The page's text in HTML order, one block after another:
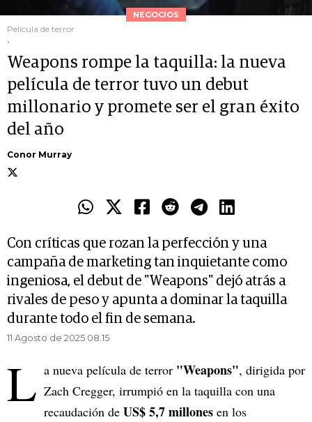
NEGOCIOS
Pelicula de terror
.
Weapons rompe la taquilla: la nueva
película de terror tuvo un debut
millonario y promete ser el gran éxito
del año
Conor Murray
Con críticas que rozan la perfección y una
campaña de marketing tan inquietante como
ingeniosa, el debut de "Weapons" dejó atrás a
rivales de peso y apunta a dominar la taquilla
durante todo el fin de semana.
11 Agosto de 2025 08.15
L a nueva película de terror "Weapons", dirigida por
Zach Cregger, irrumpió en la taquilla con una
recaudación de US$ 5,7 millones en los